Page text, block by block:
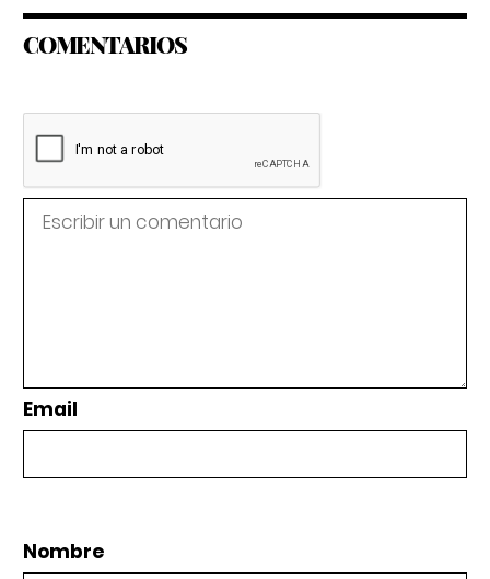
COMENTARIOS
Email
Nombre